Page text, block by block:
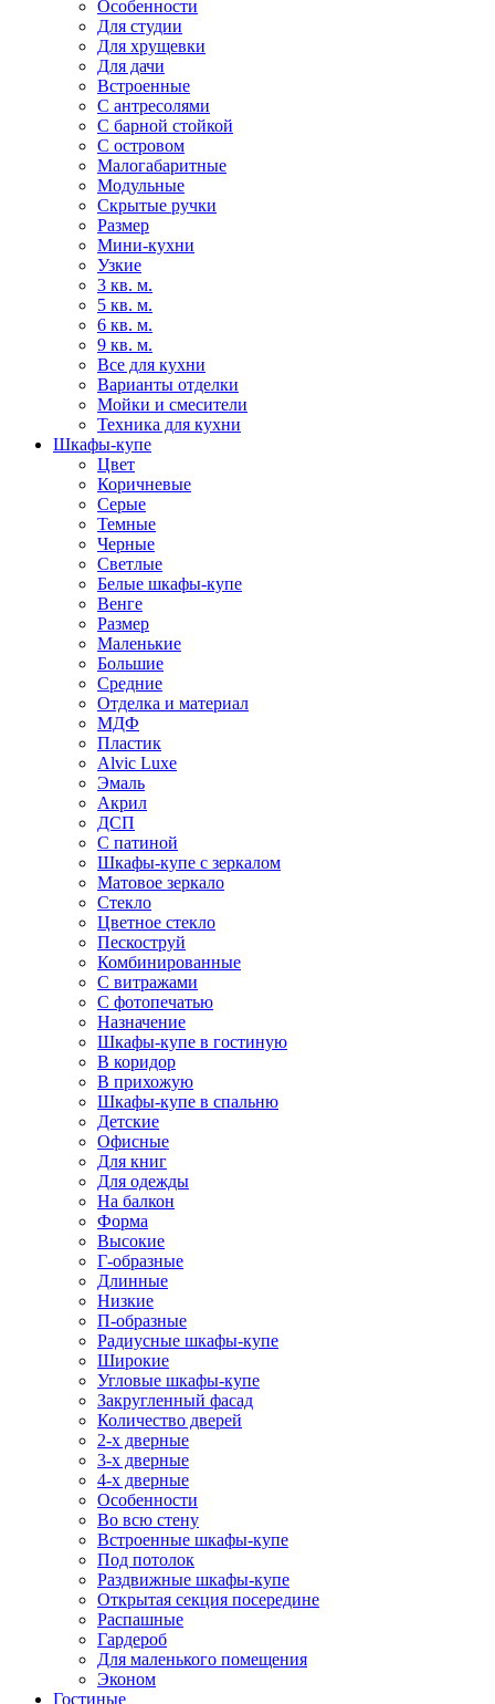
Особенности
Для студии
Для хрущевки
Для дачи
Встроенные
С антресолями
С барной стойкой
С островом
Малогабаритные
Модульные
Скрытые ручки
Размер
Мини-кухни
Узкие
3 кв. м.
5 кв. м.
6 кв. м.
9 кв. м.
Все для кухни
Варианты отделки
Мойки и смесители
Техника для кухни
Шкафы-купе
Цвет
Коричневые
Серые
Темные
Черные
Светлые
Белые шкафы-купе
Венге
Размер
Маленькие
Большие
Средние
Отделка и материал
МДФ
Пластик
Alvic Luxe
Эмаль
Акрил
ДСП
С патиной
Шкафы-купе с зеркалом
Матовое зеркало
Стекло
Цветное стекло
Пескоструй
Комбинированные
С витражами
С фотопечатью
Назначение
Шкафы-купе в гостиную
В коридор
В прихожую
Шкафы-купе в спальню
Детские
Офисные
Для книг
Для одежды
На балкон
Форма
Высокие
Г-образные
Длинные
Низкие
П-образные
Радиусные шкафы-купе
Широкие
Угловые шкафы-купе
Закругленный фасад
Количество дверей
2-х дверные
3-х дверные
4-х дверные
Особенности
Во всю стену
Встроенные шкафы-купе
Под потолок
Раздвижные шкафы-купе
Открытая секция посередине
Распашные
Гардероб
Для маленького помещения
Эконом
Гостиные